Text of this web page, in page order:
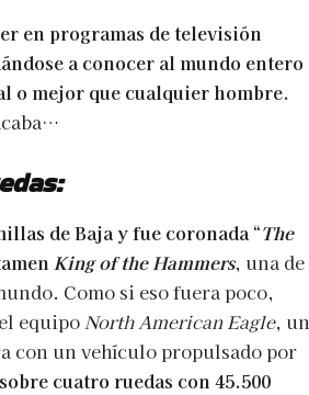
en programas de televisión
a conocer al mundo entero
o mejor que cualquier hombre.
:
de Baja y fue coronada “The
King of the Hammers, una de
Como si eso fuera poco,
equipo North American Eagle, un
con un vehículo propulsado por
cuatro ruedas con 45.500